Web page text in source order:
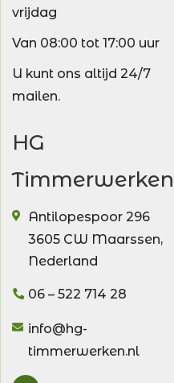
vrijdag
Van 08:00 tot 17:00 uur
U kunt ons altijd 24/7
mailen.
HG
Timmerwerken
Antilopespoor 296
3605 CW Maarssen,
Nederland
06 – 522 714 28
info@hg-
timmerwerken.nl